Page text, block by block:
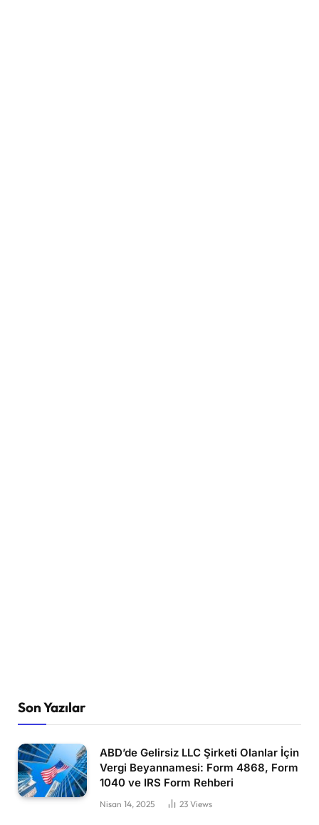
Son Yazılar
ABD’de Gelirsiz LLC Şirketi Olanlar İçin
Vergi Beyannamesi: Form 4868, Form
1040 ve IRS Form Rehberi
Nisan 14, 2025 23 Views